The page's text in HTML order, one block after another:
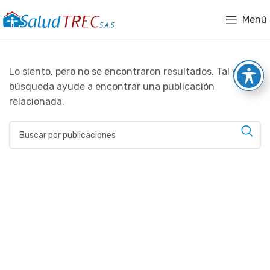
Menú
Lo siento, pero no se encontraron resultados. Tal vez la
búsqueda ayude a encontrar una publicación
relacionada.